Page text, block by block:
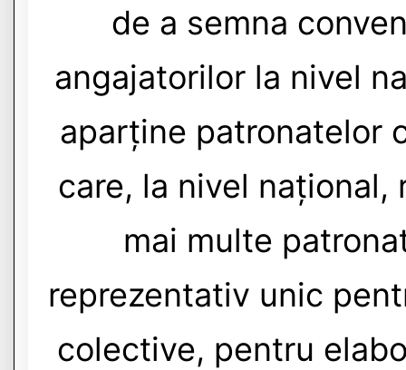
de a semna
angajatorilor la nivel
aparține patronatelor
care, la nivel
mai multe
reprezentativ unic
colective, pentru